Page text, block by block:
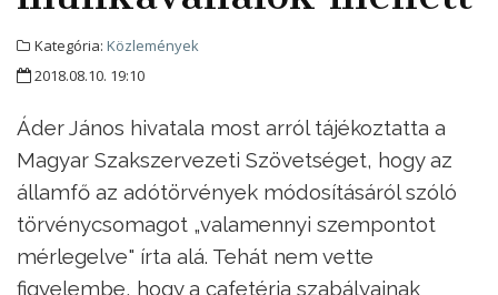
Kategória: Közlemények
2018.08.10. 19:10
Áder János hivatala most arról tájékoztatta a
Magyar Szakszervezeti Szövetséget, hogy az
államfő az adótörvények módosításáról szóló
törvénycsomagot „valamennyi szempontot
mérlegelve" írta alá. Tehát nem vette
figyelembe, hogy a cafetéria szabályainak